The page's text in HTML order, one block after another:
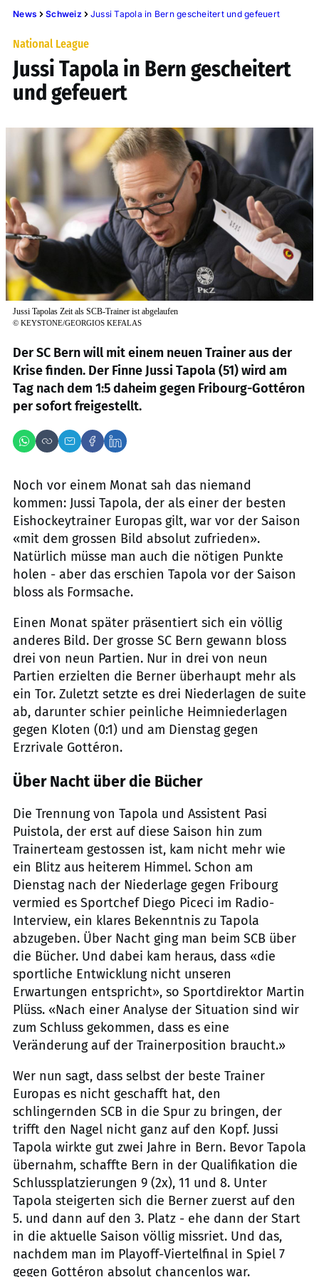
News Schweiz Jussi Tapola in Bern gescheitert und gefeuert
National League
Jussi Tapola in Bern gescheitert
und gefeuert
Jussi Tapolas Zeit als SCB-Trainer ist abgelaufen
© KEYSTONE/GEORGIOS KEFALAS
Der SC Bern will mit einem neuen Trainer aus der
Krise finden. Der Finne Jussi Tapola (51) wird am
Tag nach dem 1:5 daheim gegen Fribourg-Gottéron
per sofort freigestellt.
Noch vor einem Monat sah das niemand
kommen: Jussi Tapola, der als einer der besten
Eishockeytrainer Europas gilt, war vor der Saison
«mit dem grossen Bild absolut zufrieden».
Natürlich müsse man auch die nötigen Punkte
holen - aber das erschien Tapola vor der Saison
bloss als Formsache.
Einen Monat später präsentiert sich ein völlig
anderes Bild. Der grosse SC Bern gewann bloss
drei von neun Partien. Nur in drei von neun
Partien erzielten die Berner überhaupt mehr als
ein Tor. Zuletzt setzte es drei Niederlagen de suite
ab, darunter schier peinliche Heimniederlagen
gegen Kloten (0:1) und am Dienstag gegen
Erzrivale Gottéron.
Über Nacht über die Bücher
Die Trennung von Tapola und Assistent Pasi
Puistola, der erst auf diese Saison hin zum
Trainerteam gestossen ist, kam nicht mehr wie
ein Blitz aus heiterem Himmel. Schon am
Dienstag nach der Niederlage gegen Fribourg
vermied es Sportchef Diego Piceci im Radio-
Interview, ein klares Bekenntnis zu Tapola
abzugeben. Über Nacht ging man beim SCB über
die Bücher. Und dabei kam heraus, dass «die
sportliche Entwicklung nicht unseren
Erwartungen entspricht», so Sportdirektor Martin
Plüss. «Nach einer Analyse der Situation sind wir
zum Schluss gekommen, dass es eine
Veränderung auf der Trainerposition braucht.»
Wer nun sagt, dass selbst der beste Trainer
Europas es nicht geschafft hat, den
schlingernden SCB in die Spur zu bringen, der
trifft den Nagel nicht ganz auf den Kopf. Jussi
Tapola wirkte gut zwei Jahre in Bern. Bevor Tapola
übernahm, schaffte Bern in der Qualifikation die
Schlussplatzierungen 9 (2x), 11 und 8. Unter
Tapola steigerten sich die Berner zuerst auf den
5. und dann auf den 3. Platz - ehe dann der Start
in die aktuelle Saison völlig missriet. Und das,
nachdem man im Playoff-Viertelfinal in Spiel 7
gegen Gottéron absolut chancenlos war.